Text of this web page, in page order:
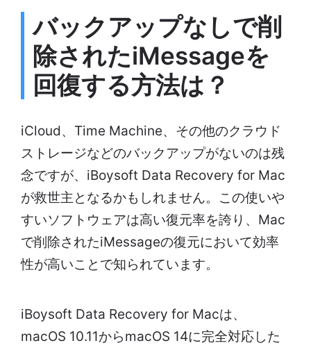
バックアップなしで削
除されたiMessageを
回復する方法は？
iCloud、Time Machine、その他のクラウド
ストレージなどのバックアップがないのは残
念ですが、iBoysoft Data Recovery for Mac
が救世主となるかもしれません。この使いや
すいソフトウェアは高い復元率を誇り、Mac
で削除されたiMessageの復元において効率
性が高いことで知られています。
iBoysoft Data Recovery for Macは、
macOS 10.11からmacOS 14に完全対応した